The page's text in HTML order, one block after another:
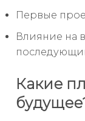
Первые
Влияние на
Какие